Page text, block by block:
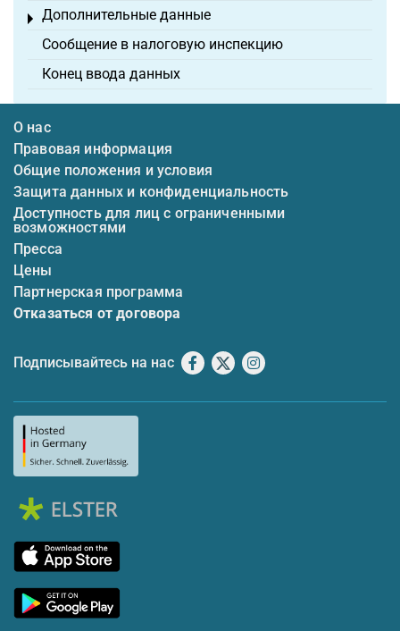
Дополнительные данные
Toggle menu
Сообщение в налоговую инспекцию
Конец ввода данных
О нас
Правовая информация
Общие положения и условия
Защита данных и конфиденциальность
Доступность для лиц с ограниченными
возможностями
Пресса
Цены
Партнерская программа
Отказаться от договора
Подписывайтесь на нас Facebook
X Instagram